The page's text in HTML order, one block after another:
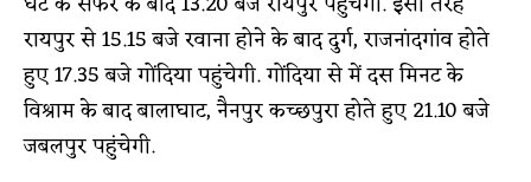
रायपुर से 15.15 बजे रवाना होने के बाद दुर्ग, राजनांदगांव होते
हुए 17.35 बजे गोंदिया पहुंचेगी. गोंदिया से में दस मिनट के
विश्राम के बाद बालाघाट, नैनपुर कच्छपुरा होते हुए 21.10 बजे
जबलपुर पहुंचेगी.